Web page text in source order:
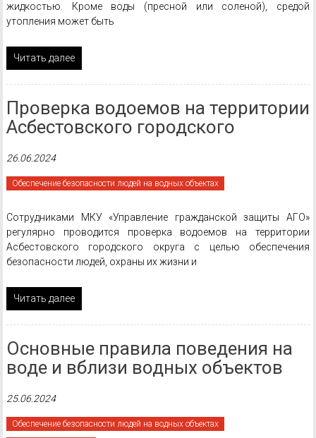
жидкостью. Кроме воды (пресной или соленой), средой
утопления может быть
Читать далее
Проверка водоемов на территории
Асбестовского городского
26.06.2024
Обеспечение безопасности людей на водных объектах
Сотрудниками МКУ «Управление гражданской защиты АГО»
регулярно проводится проверка водоемов на территории
Асбестовского городского округа с целью обеспечения
безопасности людей, охраны их жизни и
Читать далее
Основные правила поведения на
воде и вблизи водных объектов
25.06.2024
Обеспечение безопасности людей на водных объектах